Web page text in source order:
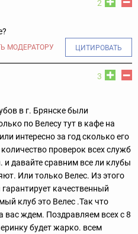
2
МОДЕРАТОРУ ЦИТИРОВАТЬ
3
в г. Брянске были
по Велесу тут в кафе на
интересно за год сколько его
проверок всех служб
и давайте сравним все ли клубы
Или только Велес. Из этого
качественный
клуб это Велес .Так что
вас ждем. Поздравляем всех с 8
будет жарко. всем